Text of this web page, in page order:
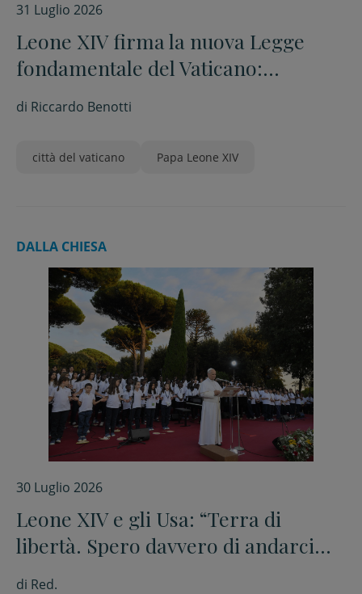
31 Luglio 2026
Leone XIV firma la nuova Legge
fondamentale del Vaticano:
presidenza aperta ai non cardinali e
poteri ridefiniti
di Riccardo Benotti
città del vaticano Papa Leone XIV
DALLA CHIESA
30 Luglio 2026
Leone XIV e gli Usa: “Terra di
libertà. Spero davvero di andarci
presto”
di Red.